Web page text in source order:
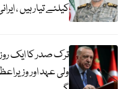
کیلئے تیار ہیں ،
ترک صدر کا ایک
ولی عہد اور